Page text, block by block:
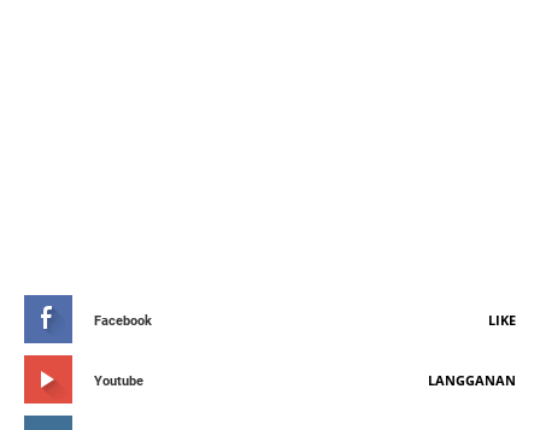
Facebook LIKE
Youtube LANGGANAN